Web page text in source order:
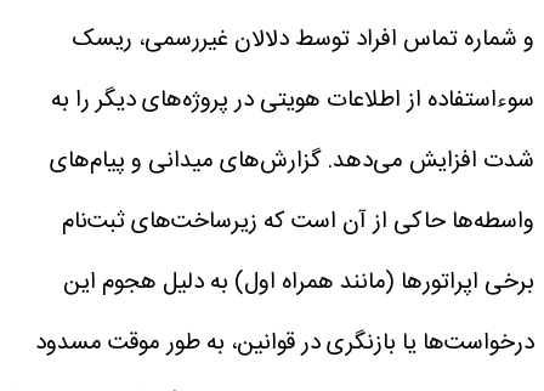
و شماره تماس افراد توسط دلالان غیررسمی، ریسک
سوءاستفاده از اطلاعات هویتی در پروژه‌های دیگر را به
شدت افزایش می‌دهد.گزارش‌های میدانی و پیام‌های
واسطه‌ها حاکی از آن است که زیرساخت‌های ثبت‌نام
برخی اپراتور‌ها (مانند همراه اول) به دلیل هجوم این
درخواست‌ها یا بازنگری در قوانین، به طور موقت مسدود